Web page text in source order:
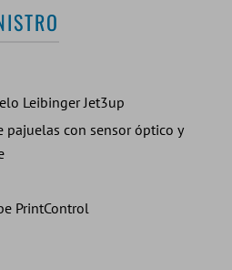
Leibinger Jet3up
pajuelas con sensor óptico y
PrintControl